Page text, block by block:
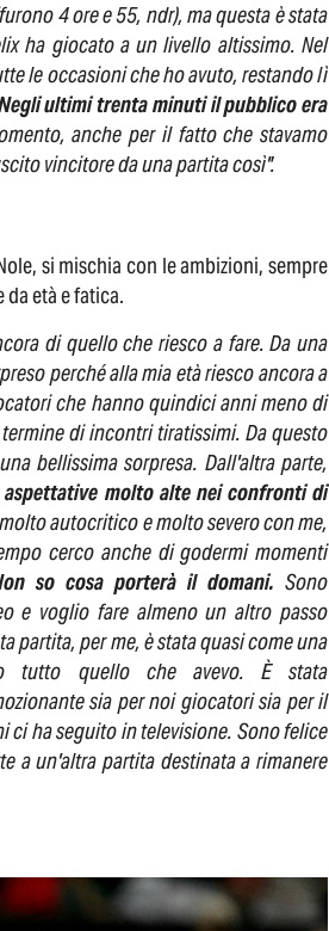
4 ore e 55, ndr), ma questa è stata
ha giocato a un livello altissimo. Nel
le occasioni che ho avuto, restando lì
ultimi trenta minuti il pubblico era
anche per il fatto che stavamo
vincitore da una partita così".
si mischia con le ambizioni, sempre
da età e fatica.
di quello che riesco a fare. Da una
perché alla mia età riesco ancora a
che hanno quindici anni meno di
di incontri tiratissimi. Da questo
bellissima sorpresa. Dall'altra parte,
aspettative molto alte nei confronti di
autocritico e molto severo con me,
cerco anche di godermi momenti
so cosa porterà il domani. Sono
e voglio fare almeno un altro passo
partita, per me, è stata quasi come una
tutto quello che avevo. È stata
sia per noi giocatori sia per il
ci ha seguito in televisione. Sono felice
a un'altra partita destinata a rimanere